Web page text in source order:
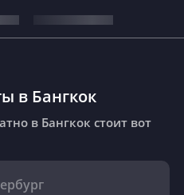
в Бангкок
в Бангкок стоит вот